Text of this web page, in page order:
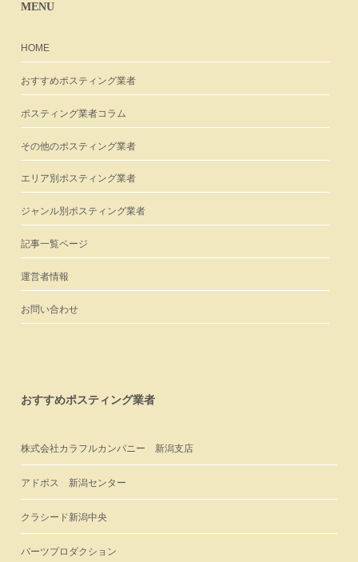
MENU
HOME
おすすめポスティング業者
ポスティング業者コラム
その他のポスティング業者
エリア別ポスティング業者
ジャンル別ポスティング業者
記事一覧ページ
運営者情報
お問い合わせ
おすすめポスティング業者
株式会社カラフルカンパニー 新潟支店
アドポス 新潟センター
クラシード新潟中央
バーツプロダクション